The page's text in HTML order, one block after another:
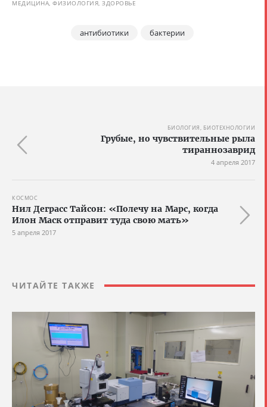
МЕДИЦИНА, ФИЗИОЛОГИЯ, ЗДОРОВЬЕ
антибиотики бактерии
БИОЛОГИЯ, БИОТЕХНОЛОГИИ
Грубые, но чувствительные рыла
тираннозаврид
4 апреля 2017
КОСМОС
Нил Деграсс Тайсон: «Полечу на Марс, когда
Илон Маск отправит туда свою мать»
5 апреля 2017
ЧИТАЙТЕ ТАКЖЕ